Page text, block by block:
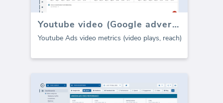
Youtube video (Google advertenties) dashboard
Youtube Ads video metrics (video plays, reach)